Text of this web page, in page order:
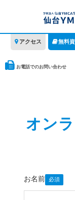
アクセス 無料
お電話でのお問い合わせ
オン
お名前